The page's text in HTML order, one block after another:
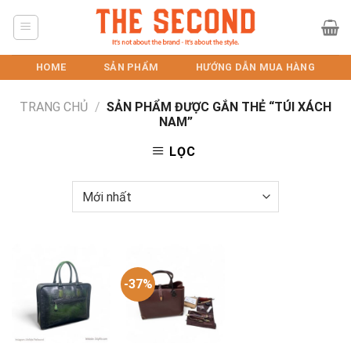
HOME SẢN PHẨM HƯỚNG DẪN MUA HÀNG
TRANG CHỦ / SẢN PHẨM ĐƯỢC GẮN THẺ “TÚI XÁCH
NAM”
LỌC
-37%